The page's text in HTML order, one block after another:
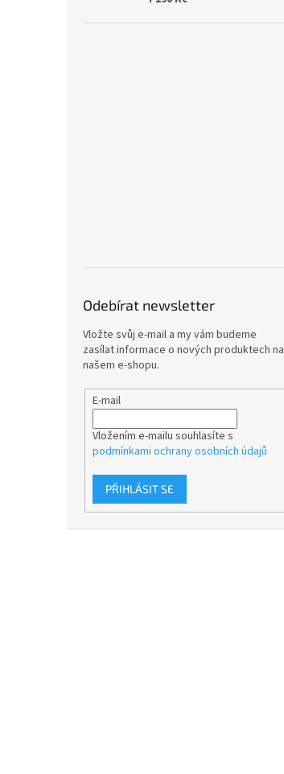
Odebírat newsletter
Vložte svůj e-mail a my vám budeme
zasílat informace o nových produktech na
našem e-shopu.
E-mail
Vložením e-mailu souhlasíte s
podmínkami ochrany osobních údajů
PŘIHLÁSIT SE